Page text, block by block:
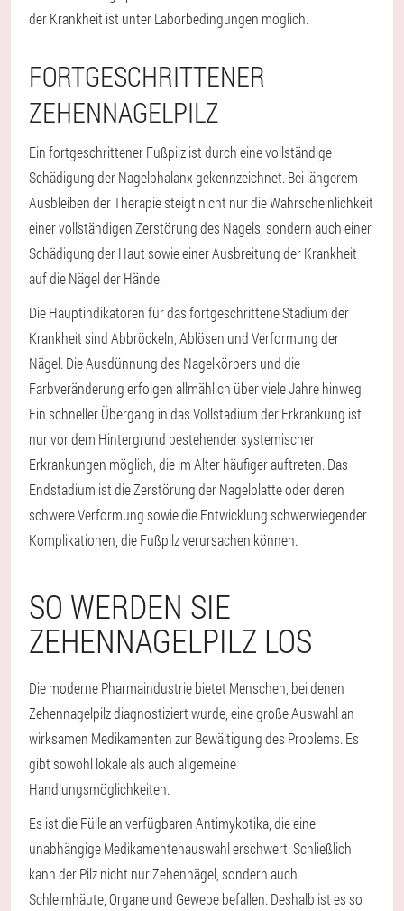
der Krankheit ist unter Laborbedingungen möglich.
FORTGESCHRITTENER
ZEHENNAGELPILZ
Ein fortgeschrittener Fußpilz ist durch eine vollständige
Schädigung der Nagelphalanx gekennzeichnet. Bei längerem
Ausbleiben der Therapie steigt nicht nur die Wahrscheinlichkeit
einer vollständigen Zerstörung des Nagels, sondern auch einer
Schädigung der Haut sowie einer Ausbreitung der Krankheit
auf die Nägel der Hände.
Die Hauptindikatoren für das fortgeschrittene Stadium der
Krankheit sind Abbröckeln, Ablösen und Verformung der
Nägel. Die Ausdünnung des Nagelkörpers und die
Farbveränderung erfolgen allmählich über viele Jahre hinweg.
Ein schneller Übergang in das Vollstadium der Erkrankung ist
nur vor dem Hintergrund bestehender systemischer
Erkrankungen möglich, die im Alter häufiger auftreten. Das
Endstadium ist die Zerstörung der Nagelplatte oder deren
schwere Verformung sowie die Entwicklung schwerwiegender
Komplikationen, die Fußpilz verursachen können.
SO WERDEN SIE
ZEHENNAGELPILZ LOS
Die moderne Pharmaindustrie bietet Menschen, bei denen
Zehennagelpilz diagnostiziert wurde, eine große Auswahl an
wirksamen Medikamenten zur Bewältigung des Problems. Es
gibt sowohl lokale als auch allgemeine
Handlungsmöglichkeiten.
Es ist die Fülle an verfügbaren Antimykotika, die eine
unabhängige Medikamentenauswahl erschwert. Schließlich
kann der Pilz nicht nur Zehennägel, sondern auch
Schleimhäute, Organe und Gewebe befallen. Deshalb ist es so